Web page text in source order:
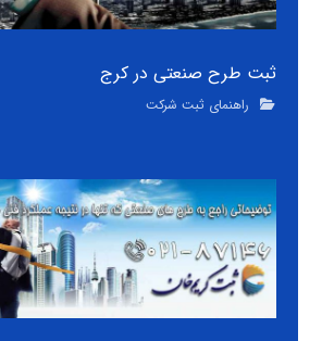
ثبت طرح صنعتی در کرج
راهنمای ثبت شرکت